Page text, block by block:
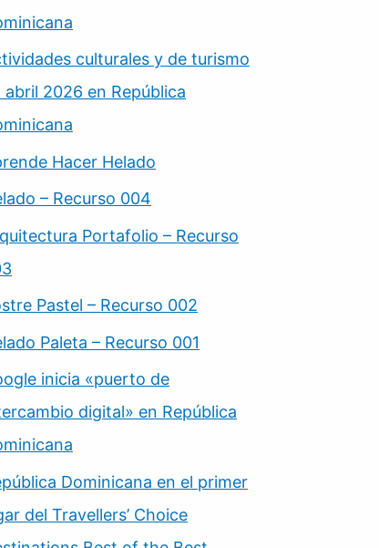
culturales y de turismo
abril 2026 en República
Hacer Helado
– Recurso 004
Portafolio – Recurso
Pastel – Recurso 002
Paleta – Recurso 001
inicia «puerto de
digital» en República
Dominicana en el primer
del Travellers’ Choice